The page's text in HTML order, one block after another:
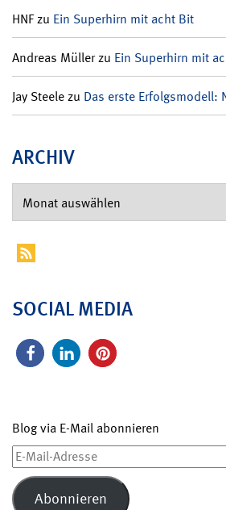
HNFzu Ein Superhirn mit acht Bit
Andreas Müllerzu Ein Superhirn mit
Jay Steelezu Das erste Erfolgsmodell:
ARCHIV
SOCIAL MEDIA
Blog via E-Mail abonnieren
E-
Mail-
Adresse
Abonnieren